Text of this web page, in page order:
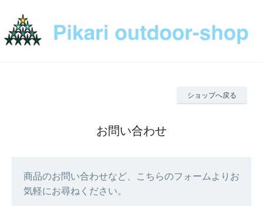
ショップへ戻る
お問い合わせ
商品のお問い合わせなど、こちらのフォームよりお
気軽にお尋ねください。